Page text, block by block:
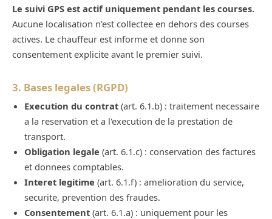
Le suivi GPS est actif uniquement pendant les courses.
Aucune localisation n'est collectee en dehors des courses
actives. Le chauffeur est informe et donne son
consentement explicite avant le premier suivi.
3. Bases legales (RGPD)
Execution du contrat (art. 6.1.b) : traitement necessaire
a la reservation et a l'execution de la prestation de
transport.
Obligation legale (art. 6.1.c) : conservation des factures
et donnees comptables.
Interet legitime (art. 6.1.f) : amelioration du service,
securite, prevention des fraudes.
Consentement (art. 6.1.a) : uniquement pour les